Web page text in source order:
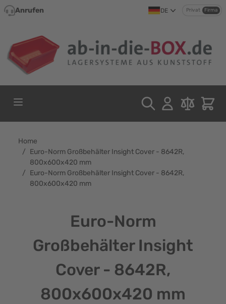
Direkt zum Inhalt
Anrufen DE Privat Firma
Home
/ Euro-Norm Großbehälter Insight Cover - 8642R,
800x600x420 mm
/ Euro-Norm Großbehälter Insight Cover - 8642R,
800x600x420 mm
Euro-Norm
Großbehälter Insight
Cover - 8642R,
800x600x420 mm